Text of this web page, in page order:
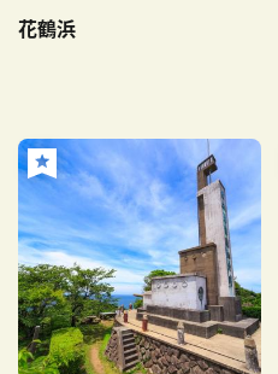
花鶴浜